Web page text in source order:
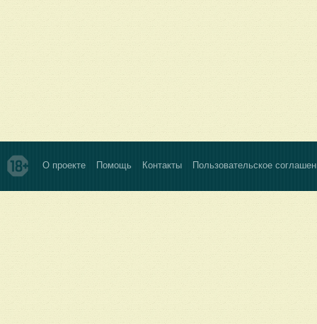
О проекте Помощь Контакты Пользовательское